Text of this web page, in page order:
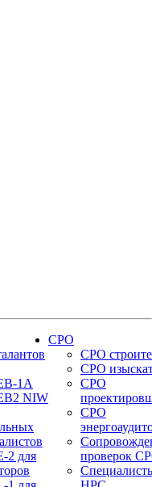
1A
NIW
2 для
СРО
СРО
СРО
СРО
СРО
проверок